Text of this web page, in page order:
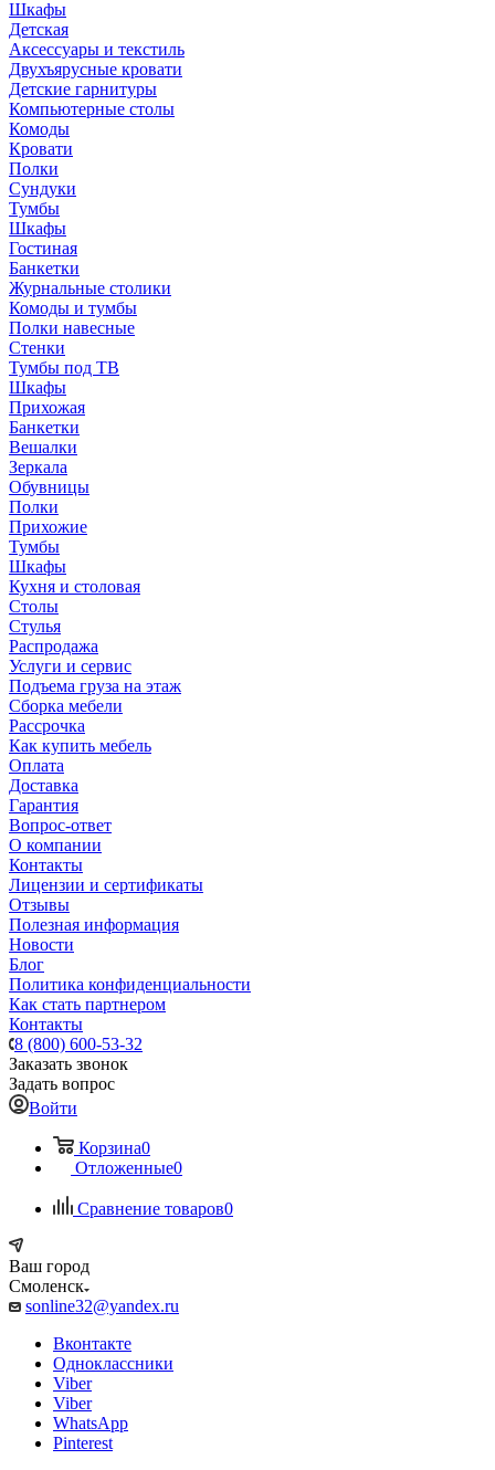
Шкафы
Детская
Аксессуары и текстиль
Двухъярусные кровати
Детские гарнитуры
Компьютерные столы
Комоды
Кровати
Полки
Сундуки
Тумбы
Шкафы
Гостиная
Банкетки
Журнальные столики
Комоды и тумбы
Полки навесные
Стенки
Тумбы под ТВ
Шкафы
Прихожая
Банкетки
Вешалки
Зеркала
Обувницы
Полки
Прихожие
Тумбы
Шкафы
Кухня и столовая
Столы
Стулья
Распродажа
Услуги и сервис
Подъема груза на этаж
Сборка мебели
Рассрочка
Как купить мебель
Оплата
Доставка
Гарантия
Вопрос-ответ
О компании
Контакты
Лицензии и сертификаты
Отзывы
Полезная информация
Новости
Блог
Политика конфиденциальности
Как стать партнером
Контакты
8 (800) 600-53-32
Заказать звонок
Задать вопрос
Войти
Корзина0
Отложенные0
Сравнение товаров0
Ваш город
Смоленск
sonline32@yandex.ru
Вконтакте
Одноклассники
Viber
Viber
WhatsApp
Pinterest